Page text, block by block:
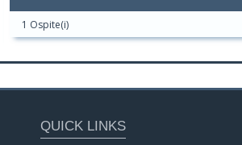
1 Ospite(i)
QUICK LINKS